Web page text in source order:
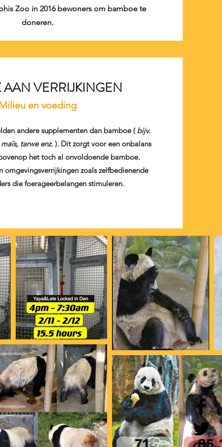
Zoo in 2016 bewoners om bamboe te
doneren.
AAN VERRIJKINGEN
en voeding
andere supplementen dan bamboe ( bijv.
tarwe enz. ). Dit zorgt voor een onbalans
het toch al onvoldoende bamboe.
omgevingsverrijkingen zoals zelfbedienende
die foerageerbelangen stimuleren.